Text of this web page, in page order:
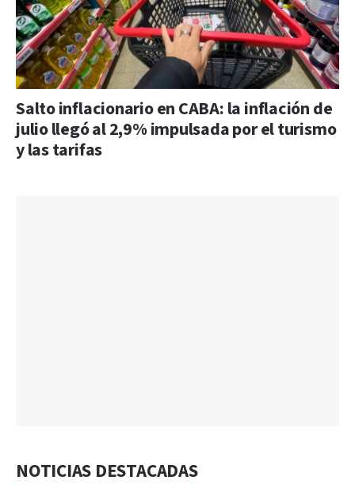
Salto inflacionario en CABA: la inflación de
julio llegó al 2,9% impulsada por el turismo
y las tarifas
NOTICIAS DESTACADAS